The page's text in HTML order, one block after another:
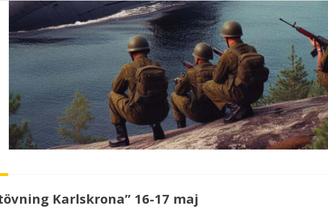
Karlskrona” 16-17 maj